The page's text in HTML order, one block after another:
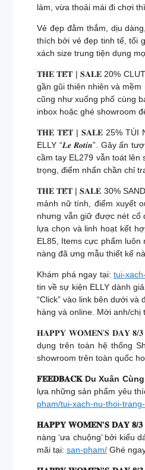
làm, vừa thoải mái đi chơi
Vẻ đẹp đằm thắm, dịu
thích bởi vẻ đẹp tinh tế, tối
xách size trung tiện dụng
𝐓𝐇𝐄 𝐓𝐄̂́𝐓 | 𝐒𝐀𝐋𝐄 20%
gần gũi thiên nhiên và
cũng như xuống phố cùng
inbox hoặc ghé showroom
𝐓𝐇𝐄 𝐓𝐄̂́𝐓 | 𝐒𝐀𝐋𝐄 25% TÚI
ELLY “𝑳𝒆 𝑹𝒐𝒕𝒊𝒏”. Gây ấn
cầm tay EL279 vẫn toát
trọng, điểm nhấn chần chỉ
𝐓𝐇𝐄 𝐓𝐄̂́𝐓 | 𝐒𝐀𝐋𝐄 30%
mảnh nữ tính, điểm xuyết
nhưng vẫn giữ được nét cổ
lựa chọn và linh hoạt kết
EL85, Items cực phẩm luôn
nàng đã ưng mẫu thiết kế
Khám phá ngay tại: tui-
tin về sự kiện ELLY dành
“Click” vào link bên dưới
hàng và online. Mời anh/chị
𝐇𝐀𝐏𝐏𝐘 𝐖𝐎𝐌𝐄𝐍’𝐒 𝐃𝐀𝐘 𝟖/𝟑 |
dụng trên toàn hệ thống
showroom trên toàn quốc
𝐅𝐄𝐄𝐃𝐁𝐀𝐂𝐊 Du Xuân Cùng
lựa những sản phẩm yêu
pham/tui-xach-nu-thoi-
𝐇𝐀𝐏𝐏𝐘 𝐖𝐎𝐌𝐄𝐍’𝐒 𝐃𝐀𝐘 𝟖/𝟑 |
nàng ‘ưa chuộng’ bởi kiểu
mãi tại: san-pham/ Ghé